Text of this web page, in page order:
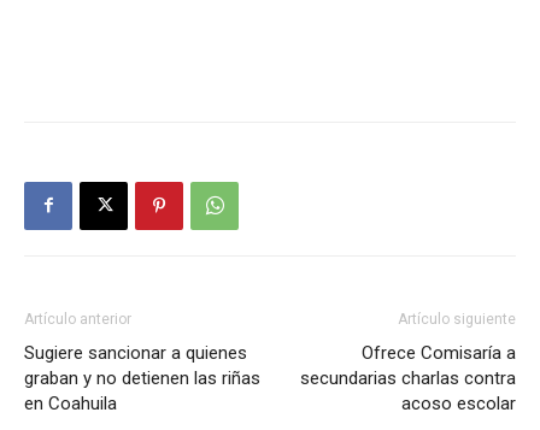
Artículo anterior
Sugiere sancionar a quienes
graban y no detienen las riñas
en Coahuila
Artículo siguiente
Ofrece Comisaría a
secundarias charlas contra
acoso escolar